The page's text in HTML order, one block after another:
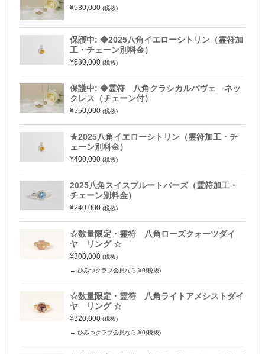
¥530,000 (税抜)
保護中: ◆2025八角イエローシトリン（霊符加
工・チェーン別料金）
¥530,000 (税抜)
保護中: ◆霊符 八角クラシカルパヴェ ネッ
クレス（チェーン付）
¥550,000 (税抜)
★2025八角イエローシトリン（霊符加工・チ
ェーン別料金）
¥400,000 (税抜)
2025八角スイスブルートパーズ（霊符加工・
チェーン別料金）
¥240,000 (税抜)
☆数量限定・霊符 八角ローズクォーツダイ
ヤ リング ☆
¥300,000 (税抜)
→ ひみつクラブ会員なら ¥0(税抜)
☆数量限定・霊符 八角ライトアメシストダイ
ヤ リング ☆
¥320,000 (税抜)
→ ひみつクラブ会員なら ¥0(税抜)